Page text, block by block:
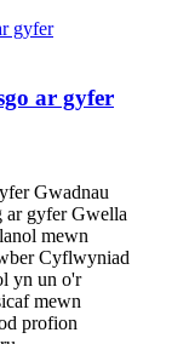
ar gyfer
Gwadnau
ar gyfer Gwella
mewn
Cyflwyniad
yn un o'r
mewn
profion